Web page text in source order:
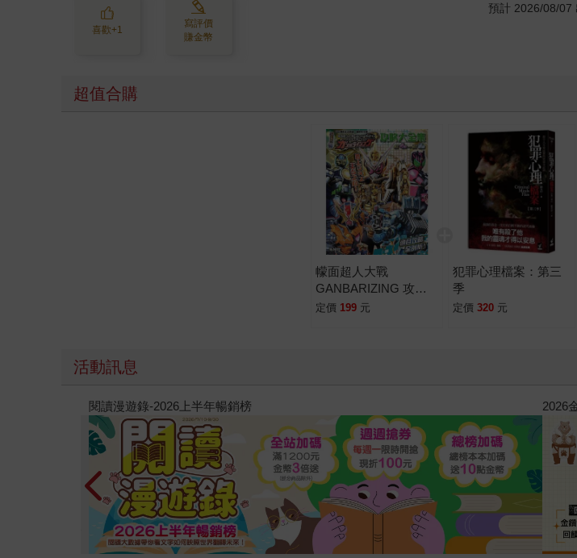
喜歡+1
寫評價
賺金幣
預計 2026/08/07
超值合購
幪面超人大戰
GANBARIZING 攻略
大全集(RT4彈~RT6彈)
定價 199 元
犯罪心理檔案：第三
季
定價 320 元
活動訊息
原本只是跟全校第一美少女商量彼此摯友的戀愛煩惱，不知不覺間她竟成為我最親近
的存在（１）
攻殼